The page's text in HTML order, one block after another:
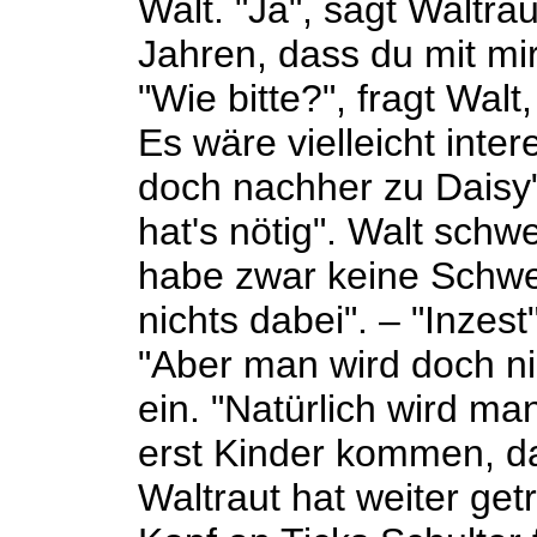
Walt. "Ja", sagt
Jahren, dass du mit
"Wie bitte?", fragt
Es wäre vielleicht
doch nachher zu
hat's nötig". Walt
habe zwar keine
nichts dabei". –
"Aber man wird doch
ein. "Natürlich wird
erst Kinder kommen,
Waltraut hat weiter